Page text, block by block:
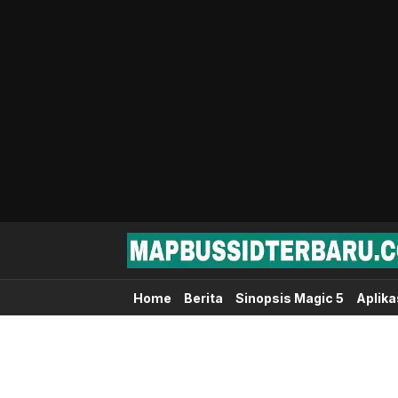
Map Bussid Terbaru
MapBussidTerbaru.com | Pusat
Home Berita Sinopsis Magic 5